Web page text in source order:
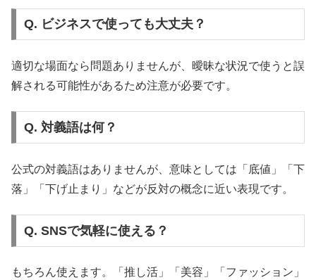
Q. ビジネスで使っても大丈夫？
適切な場面なら問題ありませんが、曖昧な状況で使うと誤
解される可能性があるため注意が必要です。
Q. 対義語は何？
公式の対義語はありませんが、意味としては「底値」「下
落」「下げ止まり」などが反対の概念に近い表現です。
Q. SNSで気軽に使える？
もちろん使えます。「推し活」「美容」「ファッション」